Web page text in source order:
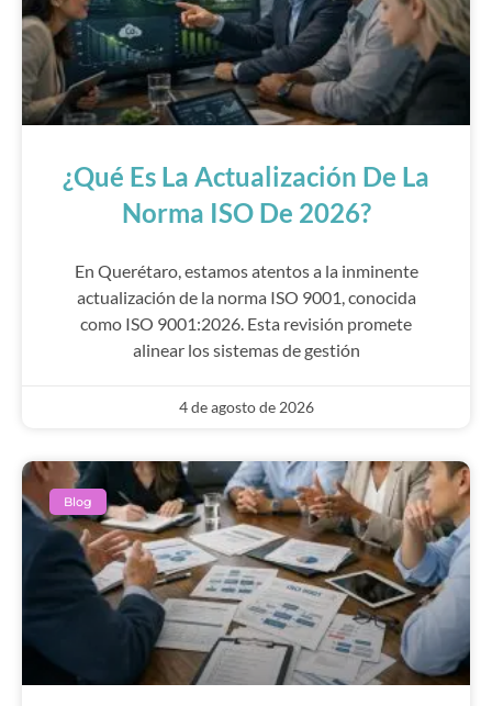
¿Qué Es La Actualización De La
Norma ISO De 2026?
En Querétaro, estamos atentos a la inminente
actualización de la norma ISO 9001, conocida
como ISO 9001:2026. Esta revisión promete
alinear los sistemas de gestión
4 de agosto de 2026
Blog